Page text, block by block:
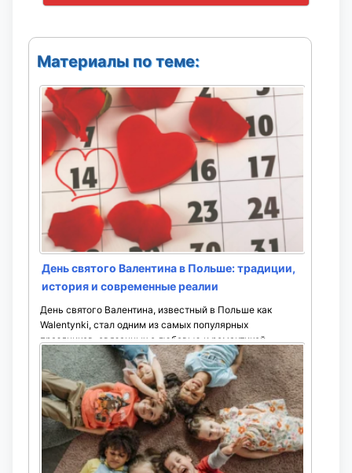
Материалы по теме:
День святого Валентина в Польше: традиции,
история и современные реалии
День святого Валентина, известный в Польше как
Walentynki, стал одним из самых популярных
праздников, связанных с любовью и романтикой.
Несмотря на то, что традиция ...